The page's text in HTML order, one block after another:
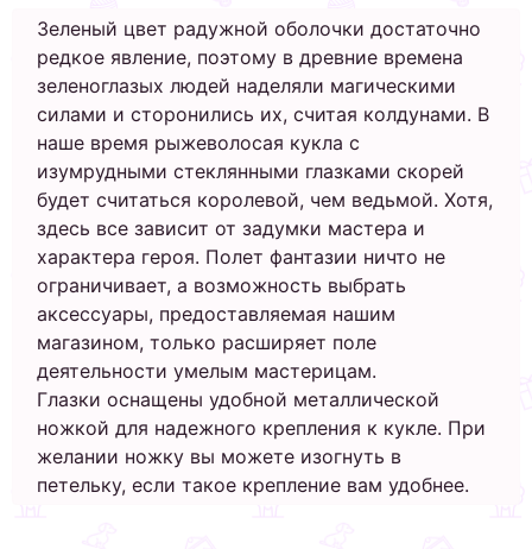
Зеленый цвет радужной оболочки достаточно
редкое явление, поэтому в древние времена
зеленоглазых людей наделяли магическими
силами и сторонились их, считая колдунами. В
наше время рыжеволосая кукла с
изумрудными стеклянными глазками скорей
будет считаться королевой, чем ведьмой. Хотя,
здесь все зависит от задумки мастера и
характера героя. Полет фантазии ничто не
ограничивает, а возможность выбрать
аксессуары, предоставляемая нашим
магазином, только расширяет поле
деятельности умелым мастерицам.
Глазки оснащены удобной металлической
ножкой для надежного крепления к кукле. При
желании ножку вы можете изогнуть в
петельку, если такое крепление вам удобнее.